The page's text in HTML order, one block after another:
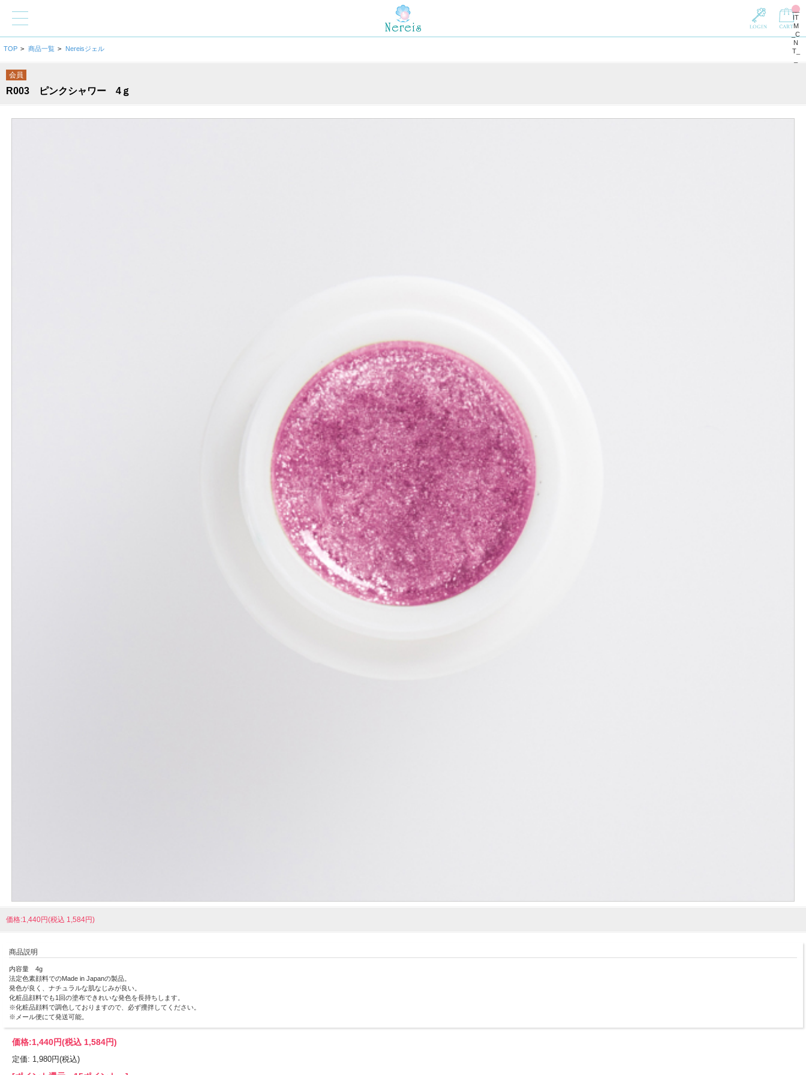
__
IT
M
_C
N
T_
TOP > 商品一覧 > Nereisジェル
会員
R003 ピンクシャワー 4ｇ
価格:1,440円(税込 1,584円)
商品説明
内容量 4g
法定色素顔料でのMade in Japanの製品。
発色が良く、ナチュラルな肌なじみが良い。
化粧品顔料でも1回の塗布できれいな発色を長持ちします。
※化粧品顔料で調色しておりますので、必ず攪拌してください。
※メール便にて発送可能。
価格:1,440円(税込 1,584円)
定価: 1,980円(税込)